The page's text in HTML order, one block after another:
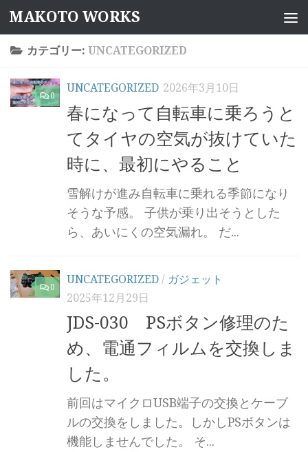
コンテンツへスキップ
MAKOTO WORKS
カテゴリー: UNCATEGORIZED
0
UNCATEGORIZED 2026年3月10日
春になって自転車に乗ろうと
てタイヤの空気が抜けていた
時に、最初にやること
雪解けが進み自転車に乗れる季節になり
そうな予感。 子供が乗り出そうとした
ら、あいにくの空気漏れ。 だ...
0
UNCATEGORIZED / ガジェット
2025年12月29日
JDS-030 PSボタン修理のた
め、電通フィルムを交換しま
した。
前回はマイクロUSB端子の交換とケーブ
ルの交換をしました。しかしPSボタンは
機能しませんでした。 そ...